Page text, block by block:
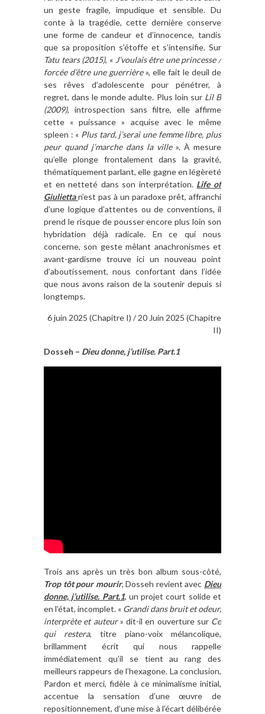
un geste fragile, impudique et sensible. Du
conte à la tragédie, cette dernière conserve
une forme de candeur et d’innocence, tandis
que sa proposition s’étoffe et s’intensifie. Sur
Tatu tears (2015), « J’voulais être une princesse /
forcée d’être une guerrière», elle fait le deuil de
ses rêves d’adolescente pour pénétrer, à
regret, dans le monde adulte. Plus loin sur Lil B
(2009), introspection sans filtre, elle affirme
cette « puissance » acquise avec le même
spleen : « Plus tard, j’serai une femme libre, plus
peur quand j’marche dans la ville». À mesure
qu’elle plonge frontalement dans la gravité,
thématiquement parlant, elle gagne en légèreté
et en netteté dans son interprétation. Life of
Giulietta n’est pas à un paradoxe prêt, affranchi
d’une logique d’attentes ou de conventions, il
prend le risque de pousser encore plus loin son
hybridation déjà radicale. En ce qui nous
concerne, son geste mêlant anachronismes et
avant-gardisme trouve ici un nouveau point
d’aboutissement, nous confortant dans l’idée
que nous avons raison de la soutenir depuis si
longtemps.
6 juin 2025 (Chapitre I) / 20 Juin 2025 (Chapitre
II)
Dosseh – Dieu donne, j’utilise. Part.1
Trois ans après un très bon album sous-côté,
Trop tôt pour mourir, Dosseh revient avec Dieu
donne, j’utilise. Part.1, un projet court solide et
en l’état, incomplet. « Grandi dans bruit et odeur,
interprète et auteur» dit-il en ouverture sur Ce
qui restera, titre piano-voix mélancolique,
brillamment écrit qui nous rappelle
immédiatement qu’il se tient au rang des
meilleurs rappeurs de l’hexagone. La conclusion,
Pardon et merci, fidèle à ce minimalisme initial,
accentue la sensation d’une œuvre de
repositionnement, d’une mise à l’écart délibérée